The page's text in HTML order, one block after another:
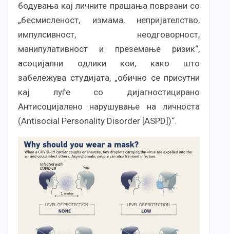
бодувања кај личните прашања поврзани со
„бесмисленост, измама, непријателство,
импулсивност, неодговорност,
манипулативност и преземање ризик“,
асоцијални одлики кои, како што
забележува студијата, „обично се присутни
кај луѓе со дијагностицирано
Антисоцијалено нарушување на личноста
(Antisocial Personality Disorder [ASPD])“.